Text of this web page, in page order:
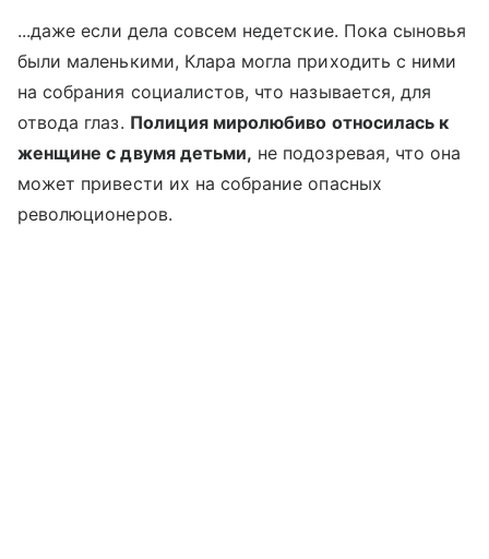
...даже если дела совсем недетские. Пока сыновья
были маленькими, Клара могла приходить с ними
на собрания социалистов, что называется, для
отвода глаз. Полиция миролюбиво относилась к
женщине с двумя детьми, не подозревая, что она
может привести их на собрание опасных
революционеров.